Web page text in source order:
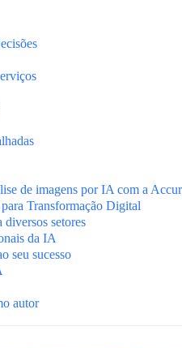
de imagens por IA com a
Transformação Digital
diversos setores
da IA
seu sucesso
autor